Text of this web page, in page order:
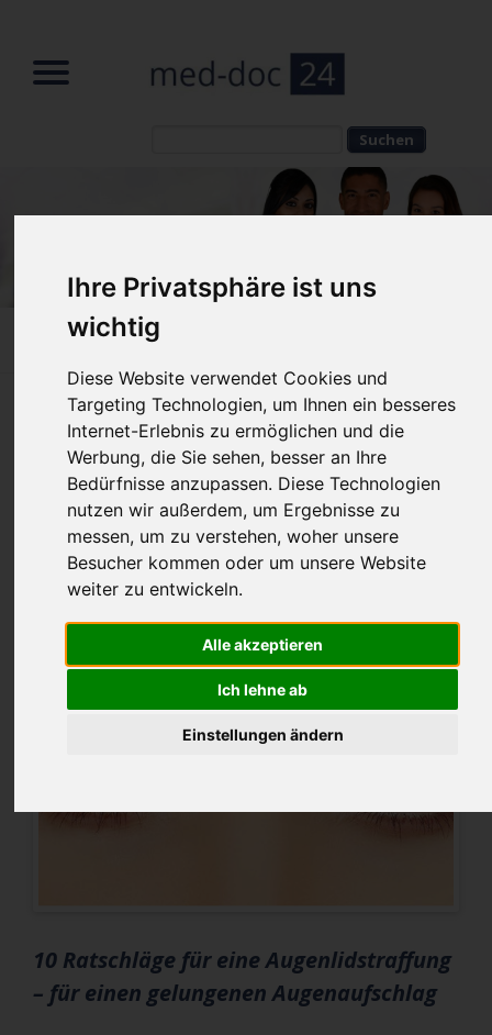
Ihre Privatsphäre ist uns
wichtig
Diese Website verwendet Cookies und
Targeting Technologien, um Ihnen ein besseres
Internet-Erlebnis zu ermöglichen und die
Werbung, die Sie sehen, besser an Ihre
Bedürfnisse anzupassen. Diese Technologien
nutzen wir außerdem, um Ergebnisse zu
messen, um zu verstehen, woher unsere
Besucher kommen oder um unsere Website
weiter zu entwickeln.
Alle akzeptieren
Ich lehne ab
Einstellungen ändern
Home» News»News Reader
10 Ratschläge für eine
Augenlidstraffung OP | Wichtige
Tipps
2021-10-27 09:43von Fischer (Kommentare: 0)
10 Ratschläge für eine Augenlidstraffung
– für einen gelungenen Augenaufschlag